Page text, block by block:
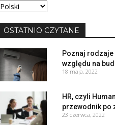
Wybierz
OSTATNIO CZYTANE
Poznaj
względu na
18 maja, 2022
HR, czyli
przewodnik po
23 czerwca, 2022